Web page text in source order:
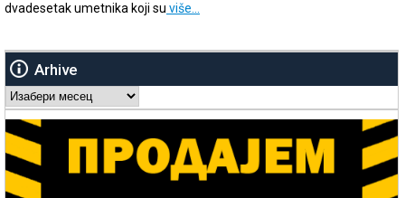
dvadesetak umetnika koji su više…
Arhive
Arhive